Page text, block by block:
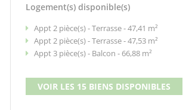
Logement(s) disponible(s)
Appt 2 pièce(s) - Terrasse - 47,41 m²
Appt 2 pièce(s) - Terrasse - 47,53 m²
Appt 3 pièce(s) - Balcon - 66,88 m²
VOIR LES 15 BIENS DISPONIBLES